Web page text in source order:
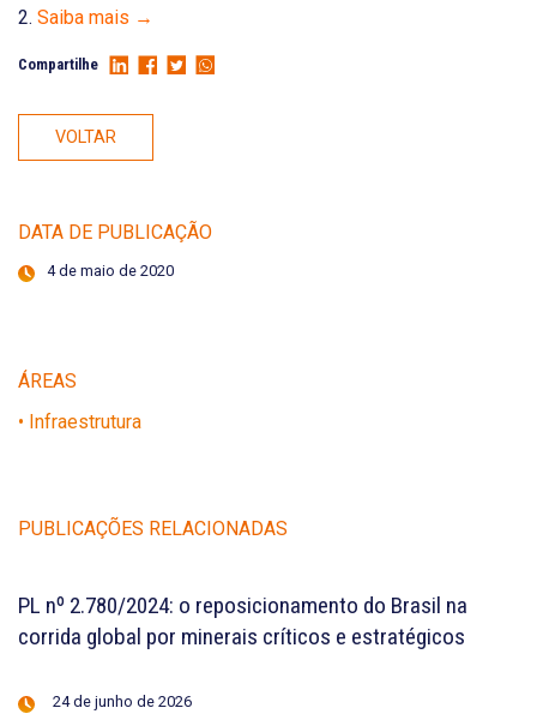
2. Saiba mais →
Compartilhe
VOLTAR
DATA DE PUBLICAÇÃO
4 de maio de 2020
ÁREAS
• Infraestrutura
PUBLICAÇÕES RELACIONADAS
PL nº 2.780/2024: o reposicionamento do Brasil na
corrida global por minerais críticos e estratégicos
24 de junho de 2026